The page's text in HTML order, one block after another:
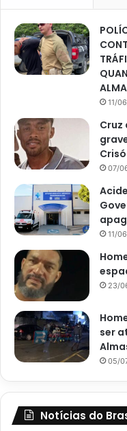
11/
Cruz
07/
11/
23/
ser
05/
Notícias do